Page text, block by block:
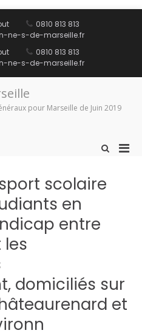
0810 813 813
ne-s-de-marseille.fr
0810 813 813
ne-s-de-marseille.fr
pour Marseille de Juin 2019
Afficher
de
recherche
scolaire
en
entre
domiciliés sur
et